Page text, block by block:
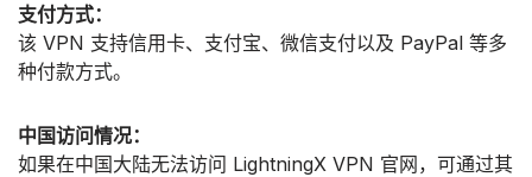
支付方式：
该 VPN 支持信用卡、支付宝、微信支付以及 PayPal 等多
种付款方式。
中国访问情况：
如果在中国大陆无法访问 LightningX VPN 官网，可通过其